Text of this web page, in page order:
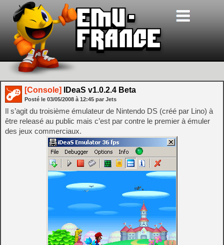
[Console] IDeaS v1.0.2.4 Beta
Posté le 03/05/2008 à 12:45 par Jets
Il s’agit du troisième émulateur de Nintendo DS (créé par Lino) à
être releasé au public mais c’est par contre le premier à émuler
des jeux commerciaux.